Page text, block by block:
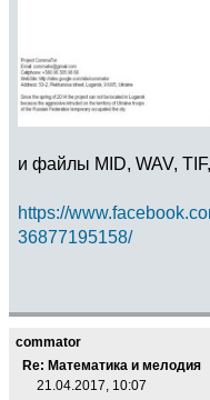
и файлы MID, WAV,
https://
36877195158/
commator
Re: Математика и мелодия
21.04.2017, 10:07